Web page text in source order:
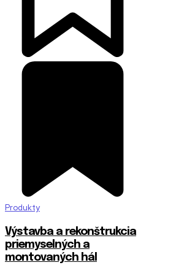
Produkty
Výstavba a rekonštrukcia
priemyselných a
montovaných hál